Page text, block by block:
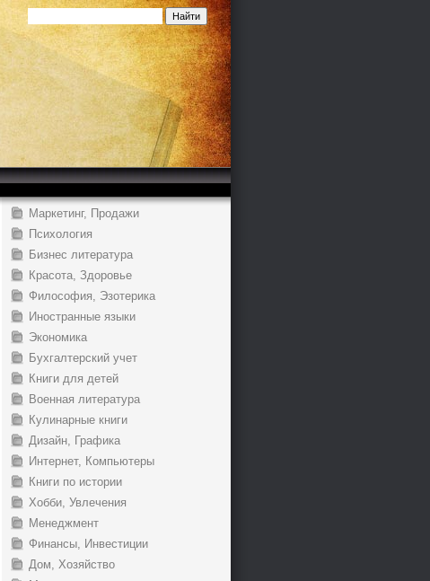
Маркетинг, Продажи
Психология
Бизнес литература
Красота, Здоровье
Философия, Эзотерика
Иностранные языки
Экономика
Бухгалтерский учет
Книги для детей
Военная литература
Кулинарные книги
Дизайн, Графика
Интернет, Компьютеры
Книги по истории
Хобби, Увлечения
Менеджмент
Финансы, Инвестиции
Дом, Хозяйство